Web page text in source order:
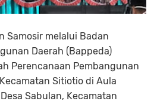
Samosir melalui Badan
Daerah (Bappeda)
Perencanaan Pembangunan
Sitiotio di Aula
Sabulan, Kecamatan